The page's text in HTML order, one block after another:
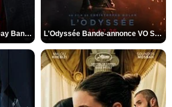
Spider-Man: Brand New Day Bande-annonce VO STFR L'Odyssée Bande-annonce VO STFR